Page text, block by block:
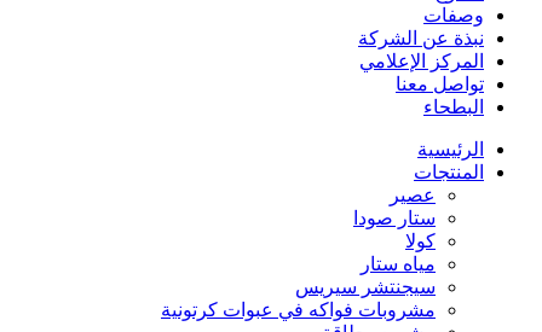
وصفات
نبذة عن الشركة
المركز الإعلامي
تواصل معنا
البطحاء
الرئيسية
المنتجات
عصير
ستار صودا
كولا
مياه ستار
سيجنتشر سيريس
مشروبات فواكه في عبوات كرتونية